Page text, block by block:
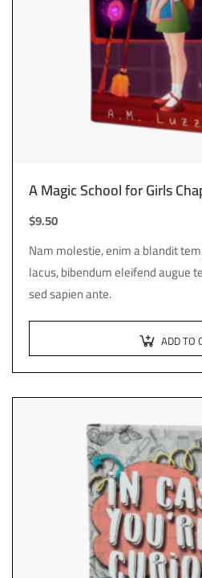
A Magic School for Girls
$9.50
Nam molestie, enim a blandit
lacus, bibendum eleifend augue
sed sapien ante.
ADD TO